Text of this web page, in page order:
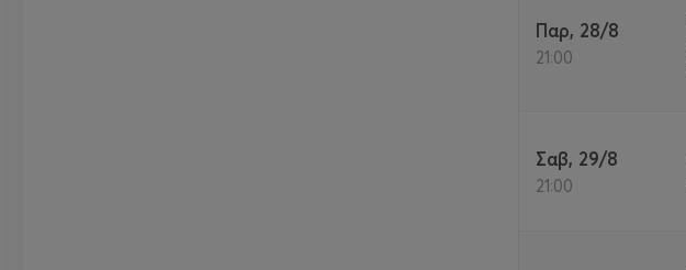
Παρ, 28/8
21:00
Σαβ, 29/8
21:00